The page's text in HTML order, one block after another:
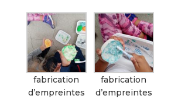
fabrication
d’empreintes
fabrication
d’empreintes